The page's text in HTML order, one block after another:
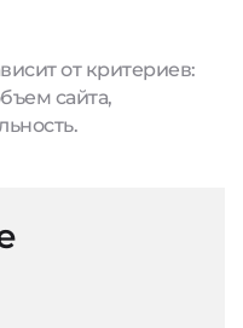
от критериев:
сайта,